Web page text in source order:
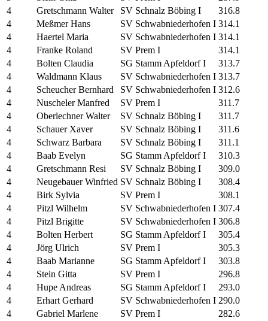
4
Gretschmann Walter SV Schnalz Böbing I
316.8
4
Meßmer Hans SV Schwabniederhofen I 314.1
4
Haertel Maria SV Schwabniederhofen I 314.1
4
Franke Roland SV Prem I
314.1
4
Bolten Claudia SG Stamm Apfeldorf I
313.7
4
Waldmann Klaus SV Schwabniederhofen I 313.7
4
Scheucher Bernhard SV Schwabniederhofen I 312.6
4
Nuscheler Manfred SV Prem I
311.7
4
Oberlechner Walter SV Schnalz Böbing I
311.7
4
Schauer Xaver SV Schnalz Böbing I
311.6
4
Schwarz Barbara SV Schnalz Böbing I
311.1
4
Baab Evelyn SG Stamm Apfeldorf I
310.3
4
Gretschmann Resi SV Schnalz Böbing I
309.0
4
Neugebauer Winfried SV Schnalz Böbing I
308.4
4
Birk Sylvia SV Prem I
308.1
4
Pitzl Wilhelm SV Schwabniederhofen I 307.4
4
Pitzl Brigitte SV Schwabniederhofen I 306.8
4
Bolten Herbert SG Stamm Apfeldorf I
305.4
4
Jörg Ulrich SV Prem I
305.3
4
Baab Marianne SG Stamm Apfeldorf I
303.8
4
Stein Gitta SV Prem I
296.8
4
Hupe Andreas SG Stamm Apfeldorf I
293.0
4
Erhart Gerhard SV Schwabniederhofen I 290.0
4
Gabriel Marlene SV Prem I
282.6